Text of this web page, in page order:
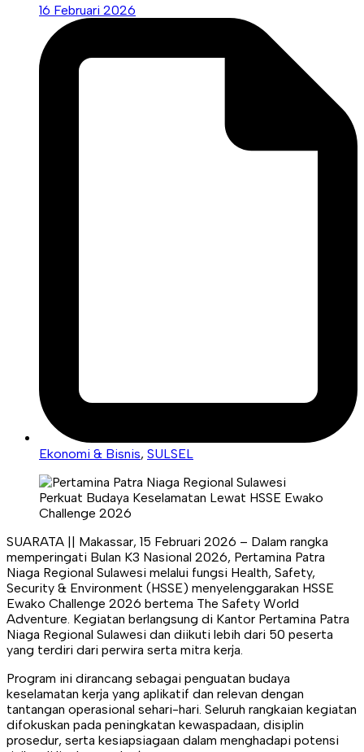
16 Februari 2026
Ekonomi & Bisnis, SULSEL
SUARATA || Makassar, 15 Februari 2026 – Dalam rangka
memperingati Bulan K3 Nasional 2026, Pertamina Patra
Niaga Regional Sulawesi melalui fungsi Health, Safety,
Security & Environment (HSSE) menyelenggarakan HSSE
Ewako Challenge 2026 bertema The Safety World
Adventure. Kegiatan berlangsung di Kantor Pertamina Patra
Niaga Regional Sulawesi dan diikuti lebih dari 50 peserta
yang terdiri dari perwira serta mitra kerja.
Program ini dirancang sebagai penguatan budaya
keselamatan kerja yang aplikatif dan relevan dengan
tantangan operasional sehari-hari. Seluruh rangkaian kegiatan
difokuskan pada peningkatan kewaspadaan, disiplin
prosedur, serta kesiapsiagaan dalam menghadapi potensi